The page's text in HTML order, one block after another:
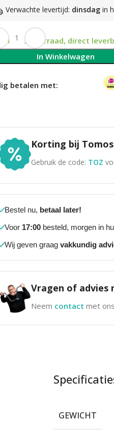
Verwachte levertijd: dinsdagin
Op voorraad, direct
In Winkelwagen
betalen met:
Korting bij
Gebruik de code: TOZ
Bestel nu, betaal later!
Voor 17:00besteld, morgen in
Wij geven graag vakkundig
Vragen of advies
Neem contact met
GEWICHT